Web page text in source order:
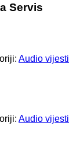
Servis
Audio vijesti
Audio vijesti